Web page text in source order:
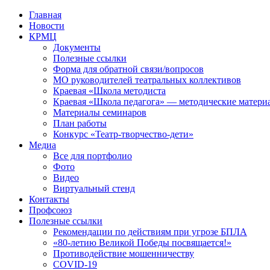
Перейти
контенту
Главная
Новости
КРМЦ
Документы
Полезные ссылки
Форма для обратной связи/вопросов
МО руководителей театральных коллективов
Краевая «Школа методиста
Краевая «Школа педагога» — методические
Материалы семинаров
План работы
Конкурс «Театр-творчество-дети»
Медиа
Все для портфолио
Фото
Видео
Виртуальный стенд
Контакты
Профсоюз
Полезные ссылки
Рекомендации по действиям при угрозе БПЛА
«80-летию Великой Победы посвящается!»
Противодействие мошенничеству
COVID-19